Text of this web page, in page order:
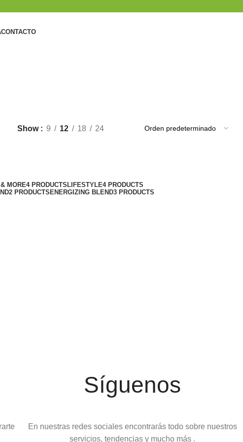
CONTACTO
Show 9 12 18 24
MORE4 PRODUCTS LIFESTYLE4 PRODUCTS
2 PRODUCTS ENERGIZING BLEND3 PRODUCTS
Síguenos
En nuestras redes sociales encontrarás todo sobre nuestros
servicios, tendencias y mucho más .